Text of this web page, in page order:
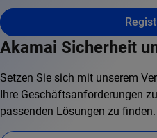
Akamai Sicherheit
Setzen Sie sich mit unserem
Ihre Geschäftsanforderungen
passenden Lösungen zu finden.